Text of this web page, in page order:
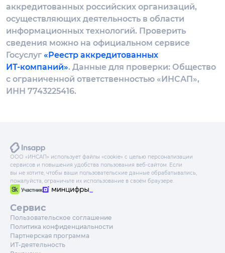
аккредитованных российских организаций,
осуществляющих деятельность в области
информационных технологий. Проверить
сведения можно на официальном сервисе
Госуслуг «Реестр аккредитованных
ИТ‑компаний». Данные для проверки: Общество
с ограниченной ответственностью «ИНСАП»,
ИНН 7743225416.
ООО «ИНСАП» использует файлы «cookie» с целью персонализации
сервисов и повышения удобства пользования веб-сайтом. Если
вы не хотите, чтобы ваши пользовательские данные обрабатывались,
пожалуйста, ограничьте их использование в своём браузере.
Сервис
Пользовательское соглашение
Политика конфиденциальности
Партнерская программа
ИТ-деятельность